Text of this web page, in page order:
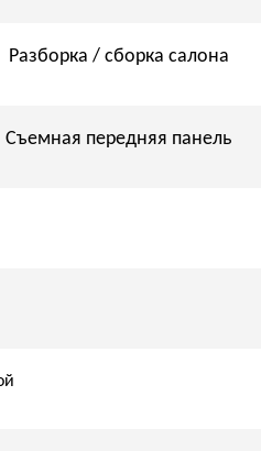
Разборка / сборка салона
Съемная передняя панель